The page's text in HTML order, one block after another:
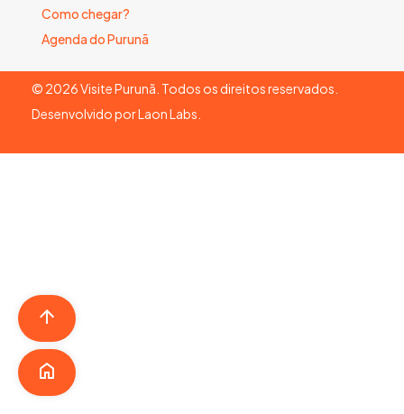
Como chegar?
Agenda do Purunã
© 2026Visite Purunã. Todos os direitos reservados.
Desenvolvido porLaon Labs